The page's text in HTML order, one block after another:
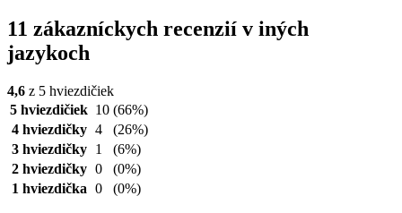
11 zákazníckych recenzií v iných
jazykoch
4,6 z 5 hviezdičiek
5 hviezdičiek 10 (66%)
4 hviezdičky 4
(26%)
3 hviezdičky
1
(6%)
2 hviezdičky 0
(0%)
1 hviezdička 0 (0%)